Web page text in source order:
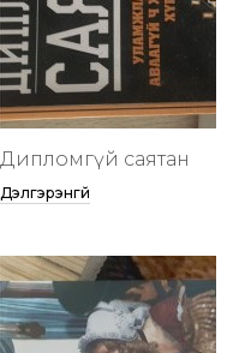
Дипломгүй саятан
Дэлгэрэнгүй